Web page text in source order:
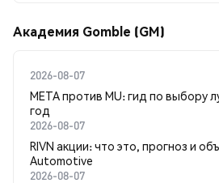
Академия Gomble (GM)
2026-08-07
META против MU: гид по выбору
год
2026-08-07
RIVN акции: что это, прогноз и
Automotive
2026-08-07